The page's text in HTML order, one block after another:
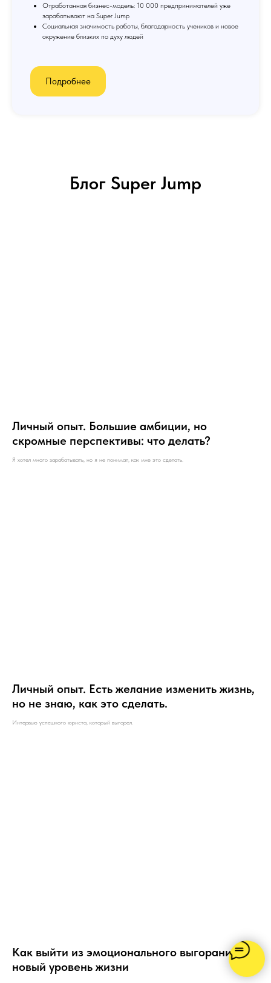
Отработанная бизнес-модель: 10 000 предпринимателей уже
зарабатывают на Super Jump
Социальная значимость работы, благодарность учеников и новое
окружение близких по духу людей
Подробнее
Блог Super Jump
Личный опыт. Большие амбиции, но
скромные перспективы: что делать?
Я хотел много зарабатывать, но я не понимал, как мне это сделать.
Личный опыт. Есть желание изменить жизнь,
но не знаю, как это сделать.
Интервью успешного юриста, который выгорел.
Как выйти из эмоционального выгорания на
новый уровень жизни